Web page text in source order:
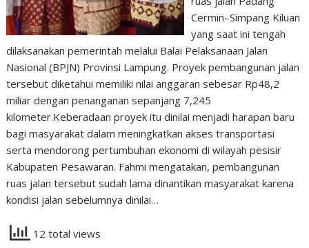
Cermin–Simpang Kiluan
yang saat ini tengah
dilaksanakan pemerintah melalui Balai Pelaksanaan Jalan
Nasional (BPJN) Provinsi Lampung. Proyek pembangunan jalan
tersebut diketahui memiliki nilai anggaran sebesar Rp48,2
miliar dengan penanganan sepanjang 7,245
kilometer.Keberadaan proyek itu dinilai menjadi harapan baru
bagi masyarakat dalam meningkatkan akses transportasi
serta mendorong pertumbuhan ekonomi di wilayah pesisir
Kabupaten Pesawaran. Fahmi mengatakan, pembangunan
ruas jalan tersebut sudah lama dinantikan masyarakat karena
kondisi jalan sebelumnya dinilai…
12 total views